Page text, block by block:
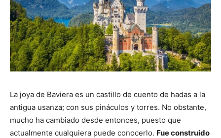
La joya de Baviera es un castillo de cuento de hadas a la
antigua usanza; con sus pináculos y torres. No obstante,
mucho ha cambiado desde entonces, puesto que
actualmente cualquiera puede conocerlo. Fue construido